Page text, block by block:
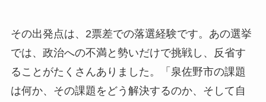
その出発点は、2票差での落選経験です。あの選挙
では、政治への不満と勢いだけで挑戦し、反省す
ることがたくさんありました。「泉佐野市の課題
は何か、その課題をどう解決するのか、そして自